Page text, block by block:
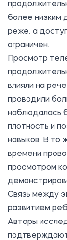
более низким
реже, а
ограничен.
Просмотр
влияли на
проводили
наблюдалась
плотность и
навыков. В то
времени
просмотром
Связь между
развитием
Авторы